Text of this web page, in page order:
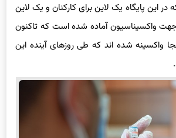
این پایگاه یک لاین برای کارکنان و یک لاین
واکسیناسیون آماده شده است که تاکنون
نفر در آنجا واکسینه شده اند که طی روزهای آینده این